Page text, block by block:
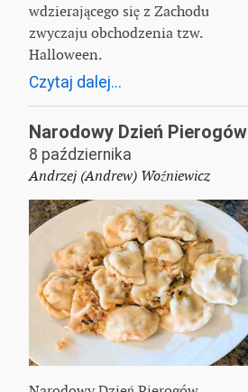
wdzierającego się z Zachodu
zwyczaju obchodzenia tzw.
Halloween.
Czytaj dalej...
Narodowy Dzień Pierogów
8 października
Andrzej (Andrew) Woźniewicz